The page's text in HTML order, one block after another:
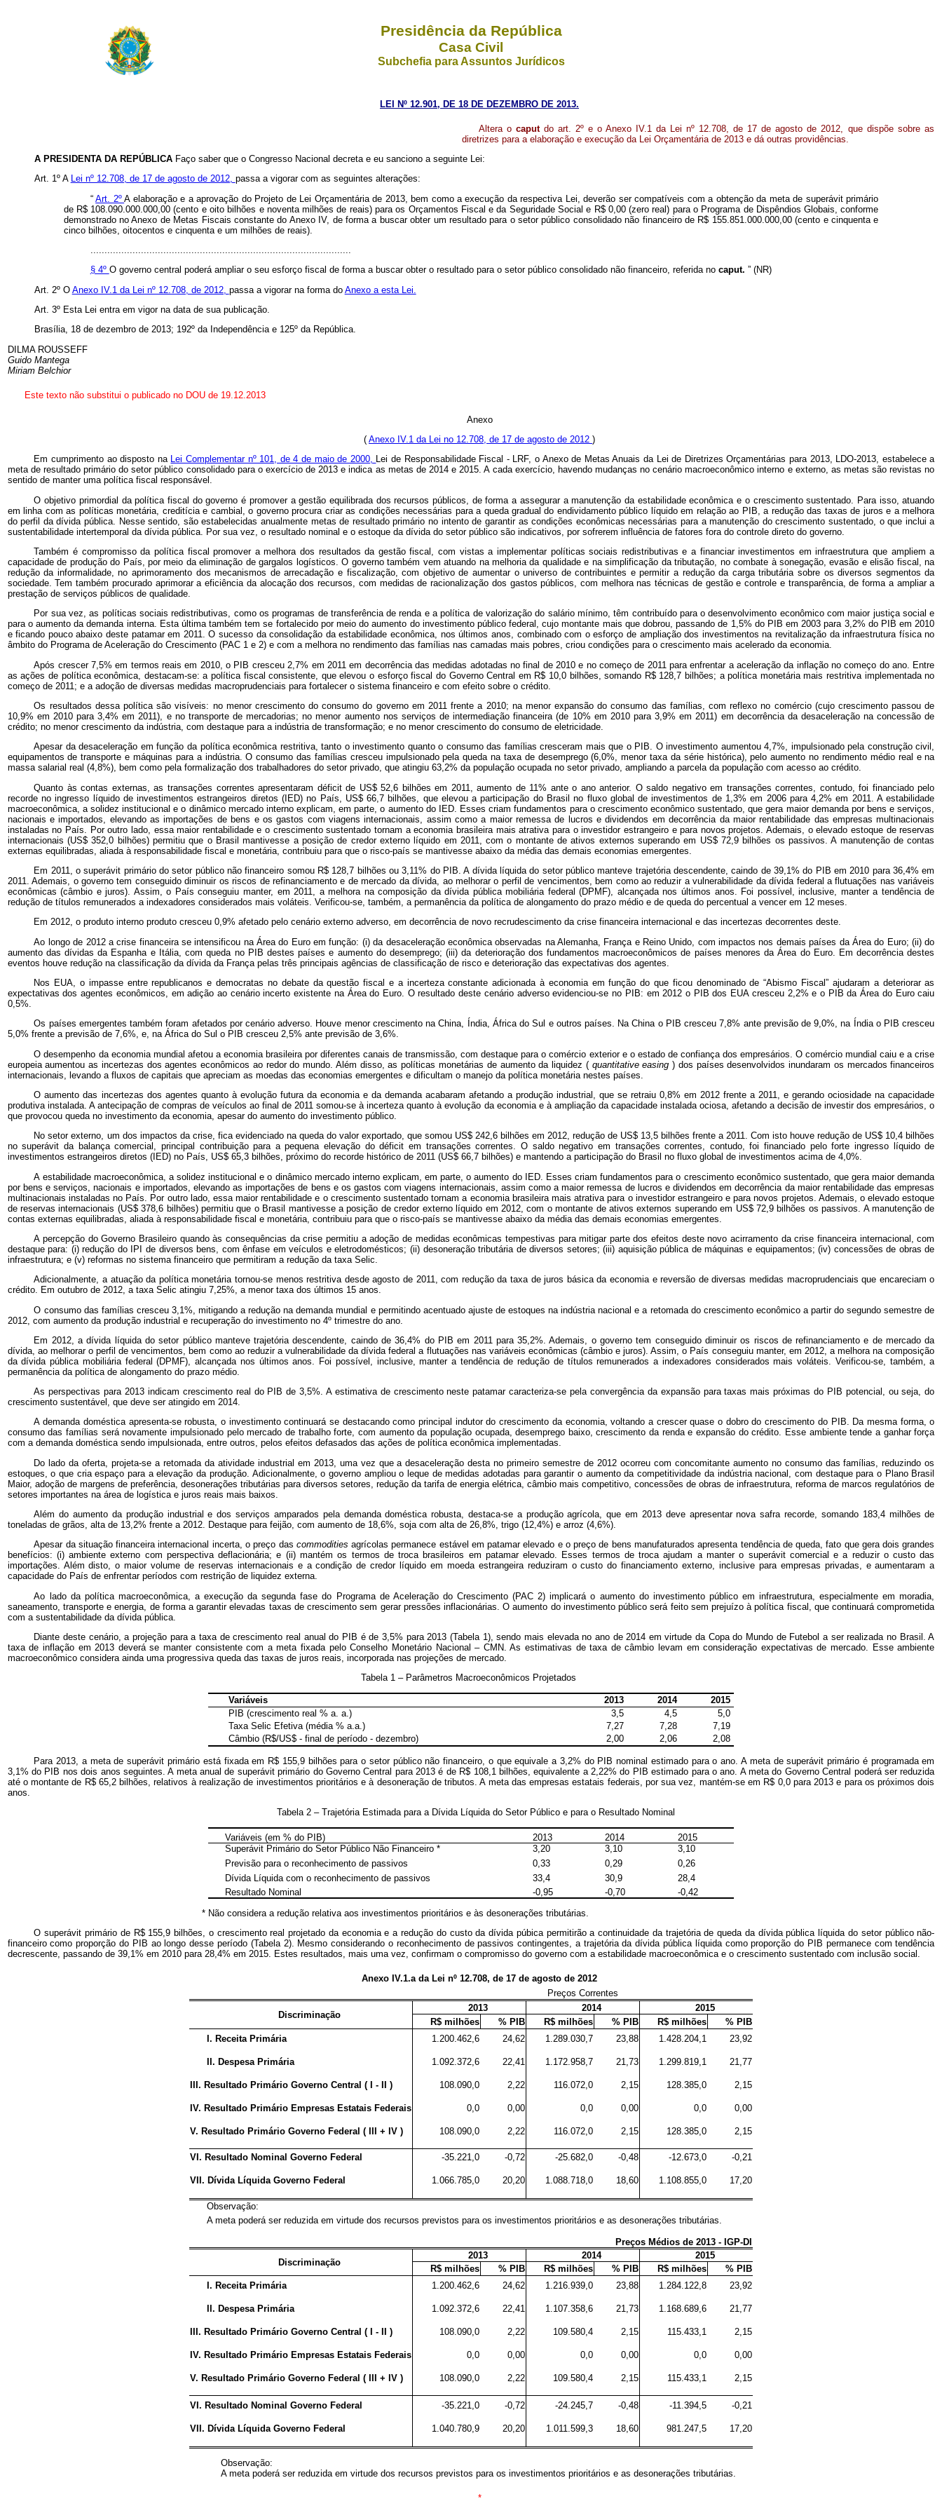
Presidência da República
Casa Civil
Subchefia para Assuntos Jurídicos
LEI Nº 12.901, DE 18 DE DEZEMBRO DE 2013.
Altera o caput do art. 2º e o Anexo IV.1 da Lei nº 12.708, de 17 de agosto de 2012, que dispõe sobre as
diretrizes para a elaboração e execução da Lei Orçamentária de 2013 e dá outras providências.
A PRESIDENTA DA REPÚBLICA Faço saber que o Congresso Nacional decreta e eu sanciono a seguinte Lei:
Art. 1º A Lei nº 12.708, de 17 de agosto de 2012, passa a vigorar com as seguintes alterações:
“Art. 2ºA elaboração e a aprovação do Projeto de Lei Orçamentária de 2013, bem como a execução da respectiva Lei, deverão ser compatíveis com a obtenção da meta de superávit primário
de R$ 108.090.000.000,00 (cento e oito bilhões e noventa milhões de reais) para os Orçamentos Fiscal e da Seguridade Social e R$ 0,00 (zero real) para o Programa de Dispêndios Globais, conforme
demonstrado no Anexo de Metas Fiscais constante do Anexo IV, de forma a buscar obter um resultado para o setor público consolidado não financeiro de R$ 155.851.000.000,00 (cento e cinquenta e
cinco bilhões, oitocentos e cinquenta e um milhões de reais).
§ 4º O governo central poderá ampliar o seu esforço fiscal de forma a buscar obter o resultado para o setor público consolidado não financeiro, referida no caput. ” (NR)
Art. 2º O Anexo IV.1 da Lei nº 12.708, de 2012, passa a vigorar na forma do Anexo a esta Lei.
Art. 3º Esta Lei entra em vigor na data de sua publicação.
Brasília, 18 de dezembro de 2013; 192º da Independência e 125º da República.
DILMA ROUSSEFF
Guido Mantega
Miriam Belchior
Este texto não substitui o publicado no DOU de 19.12.2013
Anexo
( Anexo IV.1 da Lei no 12.708, de 17 de agosto de 2012 )
Em cumprimento ao disposto na Lei Complementar nº 101, de 4 de maio de 2000, Lei de Responsabilidade Fiscal - LRF, o Anexo de Metas Anuais da Lei de Diretrizes Orçamentárias para 2013, LDO-2013, estabelece a
meta de resultado primário do setor público consolidado para o exercício de 2013 e indica as metas de 2014 e 2015. A cada exercício, havendo mudanças no cenário macroeconômico interno e externo, as metas são revistas no
sentido de manter uma política fiscal responsável.
O objetivo primordial da política fiscal do governo é promover a gestão equilibrada dos recursos públicos, de forma a assegurar a manutenção da estabilidade econômica e o crescimento sustentado. Para isso, atuando
em linha com as políticas monetária, creditícia e cambial, o governo procura criar as condições necessárias para a queda gradual do endividamento público líquido em relação ao PIB, a redução das taxas de juros e a melhora
do perfil da dívida pública. Nesse sentido, são estabelecidas anualmente metas de resultado primário no intento de garantir as condições econômicas necessárias para a manutenção do crescimento sustentado, o que inclui a
sustentabilidade intertemporal da dívida pública. Por sua vez, o resultado nominal e o estoque da dívida do setor público são indicativos, por sofrerem influência de fatores fora do controle direto do governo.
Também é compromisso da política fiscal promover a melhora dos resultados da gestão fiscal, com vistas a implementar políticas sociais redistributivas e a financiar investimentos em infraestrutura que ampliem a
capacidade de produção do País, por meio da eliminação de gargalos logísticos. O governo também vem atuando na melhoria da qualidade e na simplificação da tributação, no combate à sonegação, evasão e elisão fiscal, na
redução da informalidade, no aprimoramento dos mecanismos de arrecadação e fiscalização, com objetivo de aumentar o universo de contribuintes e permitir a redução da carga tributária sobre os diversos segmentos da
sociedade. Tem também procurado aprimorar a eficiência da alocação dos recursos, com medidas de racionalização dos gastos públicos, com melhora nas técnicas de gestão e controle e transparência, de forma a ampliar a
prestação de serviços públicos de qualidade.
Por sua vez, as políticas sociais redistributivas, como os programas de transferência de renda e a política de valorização do salário mínimo, têm contribuído para o desenvolvimento econômico com maior justiça social e
para o aumento da demanda interna. Esta última também tem se fortalecido por meio do aumento do investimento público federal, cujo montante mais que dobrou, passando de 1,5% do PIB em 2003 para 3,2% do PIB em 2010
e ficando pouco abaixo deste patamar em 2011. O sucesso da consolidação da estabilidade econômica, nos últimos anos, combinado com o esforço de ampliação dos investimentos na revitalização da infraestrutura física no
âmbito do Programa de Aceleração do Crescimento (PAC 1 e 2) e com a melhora no rendimento das famílias nas camadas mais pobres, criou condições para o crescimento mais acelerado da economia.
Após crescer 7,5% em termos reais em 2010, o PIB cresceu 2,7% em 2011 em decorrência das medidas adotadas no final de 2010 e no começo de 2011 para enfrentar a aceleração da inflação no começo do ano. Entre
as ações de política econômica, destacam-se: a política fiscal consistente, que elevou o esforço fiscal do Governo Central em R$ 10,0 bilhões, somando R$ 128,7 bilhões; a política monetária mais restritiva implementada no
começo de 2011; e a adoção de diversas medidas macroprudenciais para fortalecer o sistema financeiro e com efeito sobre o crédito.
Os resultados dessa política são visíveis: no menor crescimento do consumo do governo em 2011 frente a 2010; na menor expansão do consumo das famílias, com reflexo no comércio (cujo crescimento passou de
10,9% em 2010 para 3,4% em 2011), e no transporte de mercadorias; no menor aumento nos serviços de intermediação financeira (de 10% em 2010 para 3,9% em 2011) em decorrência da desaceleração na concessão de
crédito; no menor crescimento da indústria, com destaque para a indústria de transformação; e no menor crescimento do consumo de eletricidade.
Apesar da desaceleração em função da política econômica restritiva, tanto o investimento quanto o consumo das famílias cresceram mais que o PIB. O investimento aumentou 4,7%, impulsionado pela construção civil,
equipamentos de transporte e máquinas para a indústria. O consumo das famílias cresceu impulsionado pela queda na taxa de desemprego (6,0%, menor taxa da série histórica), pelo aumento no rendimento médio real e na
massa salarial real (4,8%), bem como pela formalização dos trabalhadores do setor privado, que atingiu 63,2% da população ocupada no setor privado, ampliando a parcela da população com acesso ao crédito.
Quanto às contas externas, as transações correntes apresentaram déficit de US$ 52,6 bilhões em 2011, aumento de 11% ante o ano anterior. O saldo negativo em transações correntes, contudo, foi financiado pelo
recorde no ingresso líquido de investimentos estrangeiros diretos (IED) no País, US$ 66,7 bilhões, que elevou a participação do Brasil no fluxo global de investimentos de 1,3% em 2006 para 4,2% em 2011. A estabilidade
macroeconômica, a solidez institucional e o dinâmico mercado interno explicam, em parte, o aumento do IED. Esses criam fundamentos para o crescimento econômico sustentado, que gera maior demanda por bens e serviços,
nacionais e importados, elevando as importações de bens e os gastos com viagens internacionais, assim como a maior remessa de lucros e dividendos em decorrência da maior rentabilidade das empresas multinacionais
instaladas no País. Por outro lado, essa maior rentabilidade e o crescimento sustentado tornam a economia brasileira mais atrativa para o investidor estrangeiro e para novos projetos. Ademais, o elevado estoque de reservas
internacionais (US$ 352,0 bilhões) permitiu que o Brasil mantivesse a posição de credor externo líquido em 2011, com o montante de ativos externos superando em US$ 72,9 bilhões os passivos. A manutenção de contas
externas equilibradas, aliada à responsabilidade fiscal e monetária, contribuiu para que o risco-país se mantivesse abaixo da média das demais economias emergentes.
Em 2011, o superávit primário do setor público não financeiro somou R$ 128,7 bilhões ou 3,11% do PIB. A dívida líquida do setor público manteve trajetória descendente, caindo de 39,1% do PIB em 2010 para 36,4% em
2011. Ademais, o governo tem conseguido diminuir os riscos de refinanciamento e de mercado da dívida, ao melhorar o perfil de vencimentos, bem como ao reduzir a vulnerabilidade da dívida federal a flutuações nas variáveis
econômicas (câmbio e juros). Assim, o País conseguiu manter, em 2011, a melhora na composição da dívida pública mobiliária federal (DPMF), alcançada nos últimos anos. Foi possível, inclusive, manter a tendência de
redução de títulos remunerados a indexadores considerados mais voláteis. Verificou-se, também, a permanência da política de alongamento do prazo médio e de queda do percentual a vencer em 12 meses.
Em 2012, o produto interno produto cresceu 0,9% afetado pelo cenário externo adverso, em decorrência de novo recrudescimento da crise financeira internacional e das incertezas decorrentes deste.
Ao longo de 2012 a crise financeira se intensificou na Área do Euro em função: (i) da desaceleração econômica observadas na Alemanha, França e Reino Unido, com impactos nos demais países da Área do Euro; (ii) do
aumento das dívidas da Espanha e Itália, com queda no PIB destes países e aumento do desemprego; (iii) da deterioração dos fundamentos macroeconômicos de países menores da Área do Euro. Em decorrência destes
eventos houve redução na classificação da dívida da França pelas três principais agências de classificação de risco e deterioração das expectativas dos agentes.
Nos EUA, o impasse entre republicanos e democratas no debate da questão fiscal e a incerteza constante adicionada à economia em função do que ficou denominado de “Abismo Fiscal” ajudaram a deteriorar as
expectativas dos agentes econômicos, em adição ao cenário incerto existente na Área do Euro. O resultado deste cenário adverso evidenciou-se no PIB: em 2012 o PIB dos EUA cresceu 2,2% e o PIB da Área do Euro caiu
0,5%.
Os países emergentes também foram afetados por cenário adverso. Houve menor crescimento na China, Índia, África do Sul e outros países. Na China o PIB cresceu 7,8% ante previsão de 9,0%, na Índia o PIB cresceu
5,0% frente a previsão de 7,6%, e, na África do Sul o PIB cresceu 2,5% ante previsão de 3,6%.
O desempenho da economia mundial afetou a economia brasileira por diferentes canais de transmissão, com destaque para o comércio exterior e o estado de confiança dos empresários. O comércio mundial caiu e a crise
europeia aumentou as incertezas dos agentes econômicos ao redor do mundo. Além disso, as políticas monetárias de aumento da liquidez ( quantitative easing) dos países desenvolvidos inundaram os mercados financeiros
internacionais, levando a fluxos de capitais que apreciam as moedas das economias emergentes e dificultam o manejo da política monetária nestes países.
O aumento das incertezas dos agentes quanto à evolução futura da economia e da demanda acabaram afetando a produção industrial, que se retraiu 0,8% em 2012 frente a 2011, e gerando ociosidade na capacidade
produtiva instalada. A antecipação de compras de veículos ao final de 2011 somou-se à incerteza quanto à evolução da economia e à ampliação da capacidade instalada ociosa, afetando a decisão de investir dos empresários, o
que provocou queda no investimento da economia, apesar do aumento do investimento público.
No setor externo, um dos impactos da crise, fica evidenciado na queda do valor exportado, que somou US$ 242,6 bilhões em 2012, redução de US$ 13,5 bilhões frente a 2011. Com isto houve redução de US$ 10,4 bilhões
no superávit da balança comercial, principal contribuição para a pequena elevação do déficit em transações correntes. O saldo negativo em transações correntes, contudo, foi financiado pelo forte ingresso líquido de
investimentos estrangeiros diretos (IED) no País, US$ 65,3 bilhões, próximo do recorde histórico de 2011 (US$ 66,7 bilhões) e mantendo a participação do Brasil no fluxo global de investimentos acima de 4,0%.
A estabilidade macroeconômica, a solidez institucional e o dinâmico mercado interno explicam, em parte, o aumento do IED. Esses criam fundamentos para o crescimento econômico sustentado, que gera maior demanda
por bens e serviços, nacionais e importados, elevando as importações de bens e os gastos com viagens internacionais, assim como a maior remessa de lucros e dividendos em decorrência da maior rentabilidade das empresas
multinacionais instaladas no País. Por outro lado, essa maior rentabilidade e o crescimento sustentado tornam a economia brasileira mais atrativa para o investidor estrangeiro e para novos projetos. Ademais, o elevado estoque
de reservas internacionais (US$ 378,6 bilhões) permitiu que o Brasil mantivesse a posição de credor externo líquido em 2012, com o montante de ativos externos superando em US$ 72,9 bilhões os passivos. A manutenção de
contas externas equilibradas, aliada à responsabilidade fiscal e monetária, contribuiu para que o risco-país se mantivesse abaixo da média das demais economias emergentes.
A percepção do Governo Brasileiro quando às consequências da crise permitiu a adoção de medidas econômicas tempestivas para mitigar parte dos efeitos deste novo acirramento da crise financeira internacional, com
destaque para: (i) redução do IPI de diversos bens, com ênfase em veículos e eletrodomésticos; (ii) desoneração tributária de diversos setores; (iii) aquisição pública de máquinas e equipamentos; (iv) concessões de obras de
infraestrutura; e (v) reformas no sistema financeiro que permitiram a redução da taxa Selic.
Adicionalmente, a atuação da política monetária tornou-se menos restritiva desde agosto de 2011, com redução da taxa de juros básica da economia e reversão de diversas medidas macroprudenciais que encareciam o
crédito. Em outubro de 2012, a taxa Selic atingiu 7,25%, a menor taxa dos últimos 15 anos.
O consumo das famílias cresceu 3,1%, mitigando a redução na demanda mundial e permitindo acentuado ajuste de estoques na indústria nacional e a retomada do crescimento econômico a partir do segundo semestre de
2012, com aumento da produção industrial e recuperação do investimento no 4º trimestre do ano.
Em 2012, a dívida líquida do setor público manteve trajetória descendente, caindo de 36,4% do PIB em 2011 para 35,2%. Ademais, o governo tem conseguido diminuir os riscos de refinanciamento e de mercado da
dívida, ao melhorar o perfil de vencimentos, bem como ao reduzir a vulnerabilidade da dívida federal a flutuações nas variáveis econômicas (câmbio e juros). Assim, o País conseguiu manter, em 2012, a melhora na composição
da dívida pública mobiliária federal (DPMF), alcançada nos últimos anos. Foi possível, inclusive, manter a tendência de redução de títulos remunerados a indexadores considerados mais voláteis. Verificou-se, também, a
permanência da política de alongamento do prazo médio.
As perspectivas para 2013 indicam crescimento real do PIB de 3,5%. A estimativa de crescimento neste patamar caracteriza-se pela convergência da expansão para taxas mais próximas do PIB potencial, ou seja, do
crescimento sustentável, que deve ser atingido em 2014.
A demanda doméstica apresenta-se robusta, o investimento continuará se destacando como principal indutor do crescimento da economia, voltando a crescer quase o dobro do crescimento do PIB. Da mesma forma, o
consumo das famílias será novamente impulsionado pelo mercado de trabalho forte, com aumento da população ocupada, desemprego baixo, crescimento da renda e expansão do crédito. Esse ambiente tende a ganhar força
com a demanda doméstica sendo impulsionada, entre outros, pelos efeitos defasados das ações de política econômica implementadas.
Do lado da oferta, projeta-se a retomada da atividade industrial em 2013, uma vez que a desaceleração desta no primeiro semestre de 2012 ocorreu com concomitante aumento no consumo das famílias, reduzindo os
estoques, o que cria espaço para a elevação da produção. Adicionalmente, o governo ampliou o leque de medidas adotadas para garantir o aumento da competitividade da indústria nacional, com destaque para o Plano Brasil
Maior, adoção de margens de preferência, desonerações tributárias para diversos setores, redução da tarifa de energia elétrica, câmbio mais competitivo, concessões de obras de infraestrutura, reforma de marcos regulatórios de
setores importantes na área de logística e juros reais mais baixos.
Além do aumento da produção industrial e dos serviços amparados pela demanda doméstica robusta, destaca-se a produção agrícola, que em 2013 deve apresentar nova safra recorde, somando 183,4 milhões de
toneladas de grãos, alta de 13,2% frente a 2012. Destaque para feijão, com aumento de 18,6%, soja com alta de 26,8%, trigo (12,4%) e arroz (4,6%).
Apesar da situação financeira internacional incerta, o preço das commoditiesagrícolaspermanece estável em patamar elevado e o preço de bens manufaturados apresenta tendência de queda, fato que gera dois grandes
benefícios: (i) ambiente externo com perspectiva deflacionária; e (ii) mantém os termos de troca brasileiros em patamar elevado. Esses termos de troca ajudam a manter o superávit comercial e a reduzir o custo das
importações. Além disto, o maior volume de reservas internacionais e a condição de credor líquido em moeda estrangeira reduziram o custo do financiamento externo, inclusive para empresas privadas, e aumentaram a
capacidade do País de enfrentar períodos com restrição de liquidez externa.
Ao lado da política macroeconômica, a execução da segunda fase do Programa de Aceleração do Crescimento (PAC 2) implicará o aumento do investimento público em infraestrutura, especialmente em moradia,
saneamento, transporte e energia, de forma a garantir elevadas taxas de crescimento sem gerar pressões inflacionárias. O aumento do investimento público será feito sem prejuízo à política fiscal, que continuará comprometida
com a sustentabilidade da dívida pública.
Diante deste cenário, a projeção para a taxa de crescimento real anual do PIB é de 3,5% para 2013 (Tabela 1), sendo mais elevada no ano de 2014 em virtude da Copa do Mundo de Futebol a ser realizada no Brasil. A
taxa de inflação em 2013 deverá se manter consistente com a meta fixada pelo Conselho Monetário Nacional – CMN. As estimativas de taxa de câmbio levam em consideração expectativas de mercado. Esse ambiente
macroeconômico considera ainda uma progressiva queda das taxas de juros reais, incorporada nas projeções de mercado.
Tabela 1 – Parâmetros Macroeconômicos Projetados
Variáveis 2013 2014
2015
PIB (crescimento real % a. a.)
3,5 4,5
5,0
Taxa Selic Efetiva (média % a.a.)
7,27 7,28
7,19
Câmbio (R$/US$ - final de período - dezembro)
2,00 2,06 2,08
Para 2013, a meta de superávit primário está fixada em R$ 155,9 bilhões para o setor público não financeiro, o que equivale a 3,2% do PIB nominal estimado para o ano. A meta de superávit primário é programada em
3,1% do PIB nos dois anos seguintes. A meta anual de superávit primário do Governo Central para 2013 é de R$ 108,1 bilhões, equivalente a 2,22% do PIB estimado para o ano. A meta do Governo Central poderá ser reduzida
até o montante de R$ 65,2 bilhões, relativos à realização de investimentos prioritários e à desoneração de tributos. A meta das empresas estatais federais, por sua vez, mantém-se em R$ 0,0 para 2013 e para os próximos dois
anos.
Tabela 2 – Trajetória Estimada para a Dívida Líquida do Setor Público e para o Resultado Nominal
Variáveis (em % do PIB) 2013 2014
2015
Superávit Primário do Setor Público Não Financeiro *
3,20 3,10
3,10
Previsão para o reconhecimento de passivos
0,33 0,29
0,26
Dívida Líquida com o reconhecimento de passivos
33,4 30,9
28,4
Resultado Nominal
-0,95 -0,70 -0,42
* Não considera a redução relativa aos investimentos prioritários e às desonerações tributárias.
O superávit primário de R$ 155,9 bilhões, o crescimento real projetado da economia e a redução do custo da dívida púbica permitirão a continuidade da trajetória de queda da dívida pública líquida do setor público não-
financeiro como proporção do PIB ao longo desse período (Tabela 2). Mesmo considerando o reconhecimento de passivos contingentes, a trajetória da dívida pública líquida como proporção do PIB permanece com tendência
decrescente, passando de 39,1% em 2010 para 28,4% em 2015. Estes resultados, mais uma vez, confirmam o compromisso do governo com a estabilidade macroeconômica e o crescimento sustentado com inclusão social.
Anexo IV.1.a da Lei nº 12.708, de 17 de agosto de 2012
Preços Correntes
Discriminação
2013 2014
2015
R$ milhões
% PIB R$ milhões % PIB R$ milhões
% PIB
I. Receita Primária
1.200.462,6 24,62 1.289.030,7 23,88 1.428.204,1 23,92
II. Despesa Primária 1.092.372,6 22,41 1.172.958,7 21,73 1.299.819,1 21,77
III. Resultado Primário Governo Central ( I - II ) 108.090,0 2,22 116.072,0 2,15 128.385,0 2,15
IV. Resultado Primário Empresas Estatais Federais 0,0 0,00 0,0 0,00 0,0 0,00
V. Resultado Primário Governo Federal ( III + IV ) 108.090,0 2,22 116.072,0 2,15 128.385,0 2,15
VI. Resultado Nominal Governo Federal -35.221,0 -0,72 -25.682,0 -0,48 -12.673,0 -0,21
VII. Dívida Líquida Governo Federal 1.066.785,0 20,20 1.088.718,0 18,60 1.108.855,0 17,20
Observação:
A meta poderá ser reduzida em virtude dos recursos previstos para os investimentos prioritários e as desonerações tributárias.
Preços Médios de 2013 - IGP-DI
Discriminação
2013 2014
2015
R$ milhões
% PIB R$ milhões % PIB R$ milhões
% PIB
I. Receita Primária
1.200.462,6 24,62 1.216.939,0 23,88 1.284.122,8 23,92
II. Despesa Primária 1.092.372,6 22,41 1.107.358,6 21,73 1.168.689,6 21,77
III. Resultado Primário Governo Central ( I - II ) 108.090,0 2,22 109.580,4 2,15 115.433,1 2,15
IV. Resultado Primário Empresas Estatais Federais 0,0 0,00 0,0 0,00 0,0 0,00
V. Resultado Primário Governo Federal ( III + IV ) 108.090,0 2,22 109.580,4 2,15 115.433,1 2,15
VI. Resultado Nominal Governo Federal -35.221,0 -0,72 -24.245,7 -0,48 -11.394,5 -0,21
VII. Dívida Líquida Governo Federal 1.040.780,9 20,20 1.011.599,3 18,60 981.247,5 17,20
Observação:
A meta poderá ser reduzida em virtude dos recursos previstos para os investimentos prioritários e as desonerações tributárias.
*